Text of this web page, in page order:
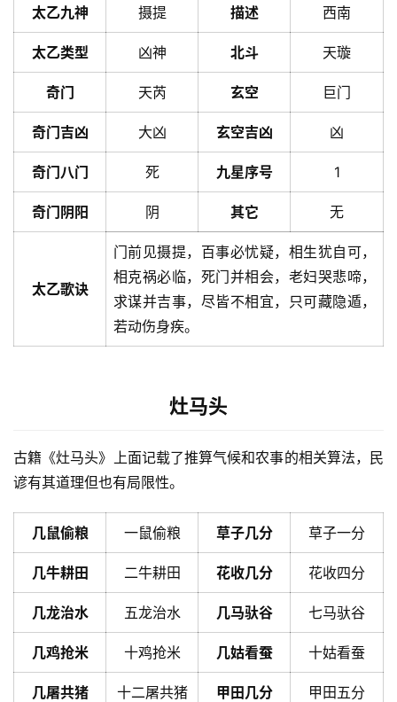
太乙九神 摄提 描述 西南
太乙类型 凶神 北斗 天璇
奇门 天芮 玄空 巨门
奇门吉凶 大凶 玄空吉凶 凶
奇门八门 死 九星序号 1
奇门阴阳 阴 其它 无
太乙歌诀
门前见摄提，百事必忧疑，相生犹自可，
相克祸必临，死门并相会，老妇哭悲啼，
求谋并吉事，尽皆不相宜，只可藏隐遁，
若动伤身疾。
灶马头
古籍《灶马头》上面记载了推算气候和农事的相关算法，民
谚有其道理但也有局限性。
几鼠偷粮 一鼠偷粮 草子几分 草子一分
几牛耕田 二牛耕田 花收几分 花收四分
几龙治水 五龙治水 几马驮谷 七马驮谷
几鸡抢米 十鸡抢米 几姑看蚕 十姑看蚕
几屠共猪 十二屠共猪 甲田几分 甲田五分